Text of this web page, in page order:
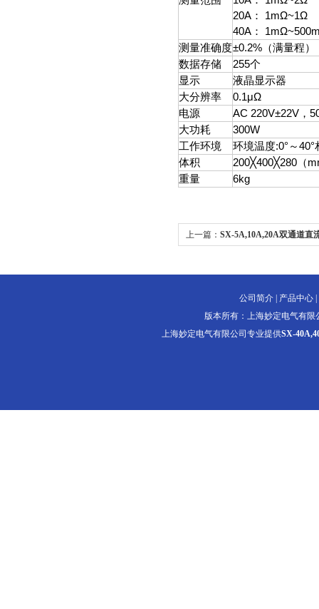
20A： 1mΩ~1Ω
40A：
测量准确度±0.2%（满量程）
数据存储
255个
显示
液晶显示器
大分辨率
0.1μΩ
电源
AC 220V±22V，
大功耗
300W
工作环境
环境温度:0°～
体积
200╳400╳280（
重量
6kg
上一篇： SX-5A,10A,20A双通道直
公司简介 产品中心
版本所有：上海妙定电气有
上海妙定电气有限公司专业提供SX-